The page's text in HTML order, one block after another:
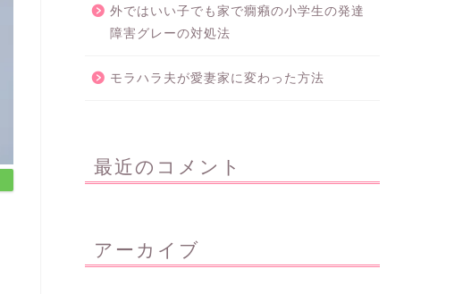
外ではいい子でも家で癇癪の小学生の発達
障害グレーの対処法
モラハラ夫が愛妻家に変わった方法
最近のコメント
アーカイブ